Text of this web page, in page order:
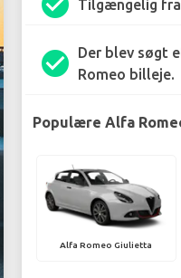
Tilgængelig fra
check_circle
Der blev søgt
Romeo billeje.
Populære Alfa
Alfa Romeo Giulietta